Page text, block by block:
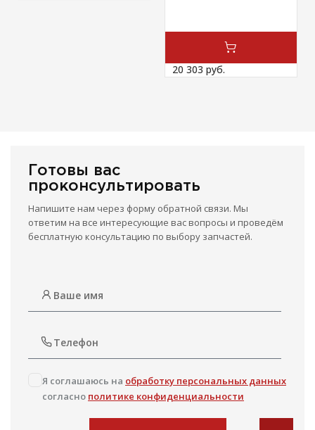
20 303 руб.
Готовы вас
проконсультировать
Напишите нам через форму обратной связи. Мы
ответим на все интересующие вас вопросы и проведём
бесплатную консультацию по выбору запчастей.
Я соглашаюсь на обработку персональных данных
согласно политике конфиденциальности